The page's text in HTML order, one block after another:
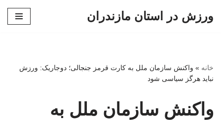
ورزش در استان مازندران
خانه » واکنش سازمان ملل به کارت قرمز جنجالی؛ دوجاریک: ورزش
نباید هرگز سیاسی شود
واکنش سازمان ملل به